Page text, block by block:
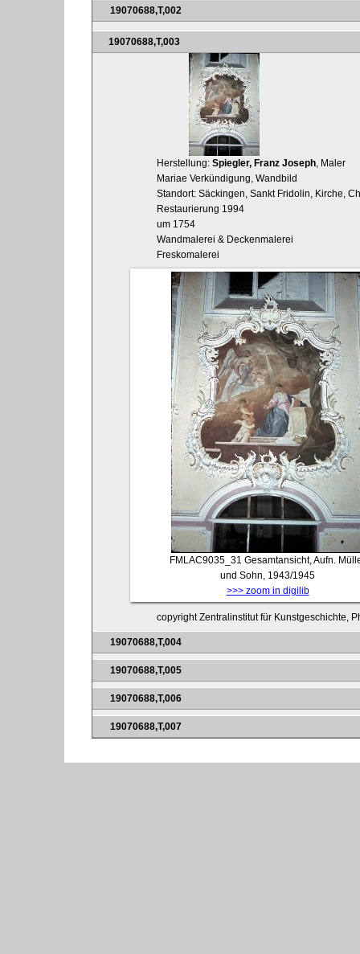
19070688,T,002
19070688,T,003
Herstellung: Spiegler, Franz Joseph, Maler
Mariae Verkündigung, Wandbild
Standort: Säckingen, Sankt Fridolin, Kirche,
Restaurierung 1994
um 1754
Wandmalerei & Deckenmalerei
Freskomalerei
FMLAC9035_31 Gesamtansicht, Aufn.
und Sohn, 1943/1945
>>> zoom in digilib
copyright Zentralinstitut für Kunstgeschichte,
19070688,T,004
19070688,T,005
19070688,T,006
19070688,T,007